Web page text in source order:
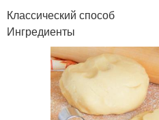
Классический способ
Ингредиенты